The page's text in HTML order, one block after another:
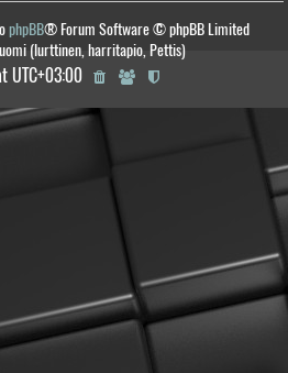
phpBB® Forum Software © phpBB Limited
(lurttinen, harritapio, Pettis)
UTC+03:00